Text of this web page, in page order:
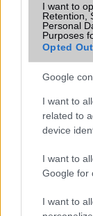
I want to
Retention,
Personal
Purposes
Opted Out
Google
I want to
related to
device
I want to
Google for
I want to
Számos
iPhone 18
Apple az új
Az Android
észrevétlenül
Ez a rejtett